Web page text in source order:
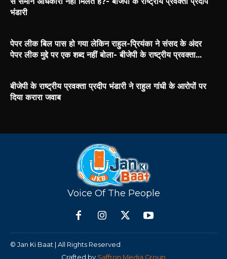
भंडारी
पेपर लीक बिल पास हो गया लेकिन राहुल-प्रियंका ने संसद के अंदर
पेपर लीक मुद्दे पर एक शब्द नहीं बोला- बीजेपी के राष्ट्रीय प्रवक्ता...
बीजेपी के राष्ट्रीय प्रवक्ता प्रदीप भंडारी ने राहुल गांधी के आरोपों पर
दिया करारा जवाब
Voice Of The People
© Jan Ki Baat | All Rights Reserved
Crafted by Saffron Media Group